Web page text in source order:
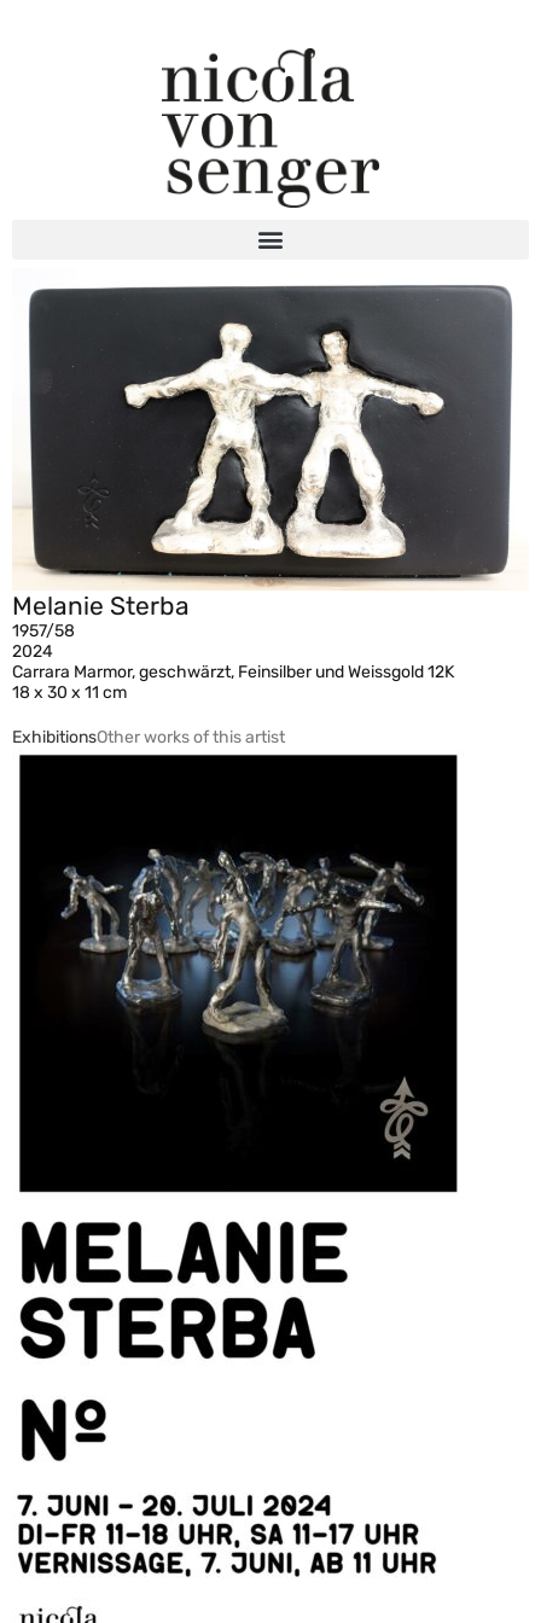
Melanie Sterba
1957/58
2024
Carrara Marmor, geschwärzt, Feinsilber und Weissgold 12K
18 x 30 x 11 cm
ExhibitionsOther works of this artist